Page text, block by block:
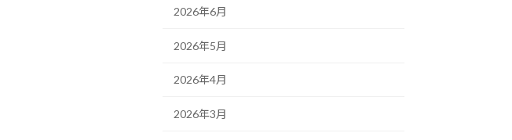
2026年6月
2026年5月
2026年4月
2026年3月